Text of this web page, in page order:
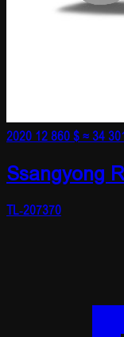
2020 12 860 $≈ 34
Ssangyong
TL-207370